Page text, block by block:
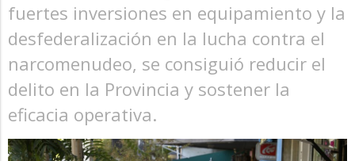
fuertes inversiones en equipamiento y la
desfederalización en la lucha contra el
narcomenudeo, se consiguió reducir el
delito en la Provincia y sostener la
eficacia operativa.